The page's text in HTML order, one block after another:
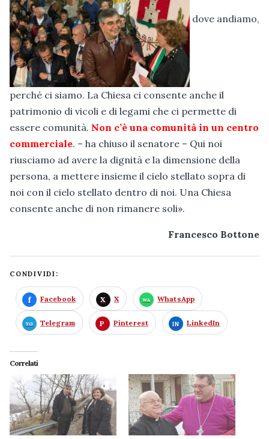
dove andiamo,
perché ci siamo. La Chiesa ci consente anche il
patrimonio di vicoli e di legami che ci permette di
essere comunità. Non c’è una comunità in un centro
commerciale. – ha chiuso il senatore – Qui noi
riusciamo ad avere la dignità e la dimensione della
persona, a mettere insieme il cielo stellato sopra di
noi con il cielo stellato dentro di noi. Una Chiesa
consente anche di non rimanere soli».
Francesco Bottone
CONDIVIDI:
Facebook X WhatsApp
Telegram Pinterest LinkedIn
Correlati